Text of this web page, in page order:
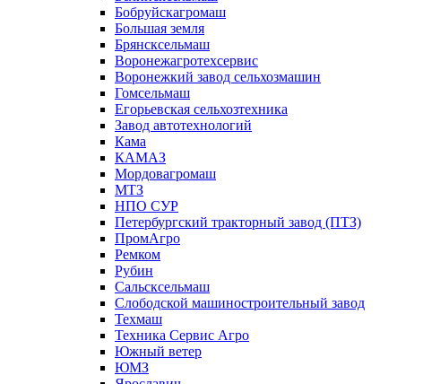
Бобруйскагромаш
Большая земля
Брянсксельмаш
Воронежагротехсервис
Воронежкий завод сельхозмашин
Гомсельмаш
Егорьевская сельхозтехника
Завод автотехнологий
Кама
КАМАЗ
Мордовагромаш
МТЗ
НПО СУР
Петербургский тракторный завод (ПТЗ)
ПромАгро
Ремком
Рубин
Сальскcельмаш
Слободской машиностроительный завод
Техмаш
Техника Сервис Агро
Южный ветер
ЮМЗ